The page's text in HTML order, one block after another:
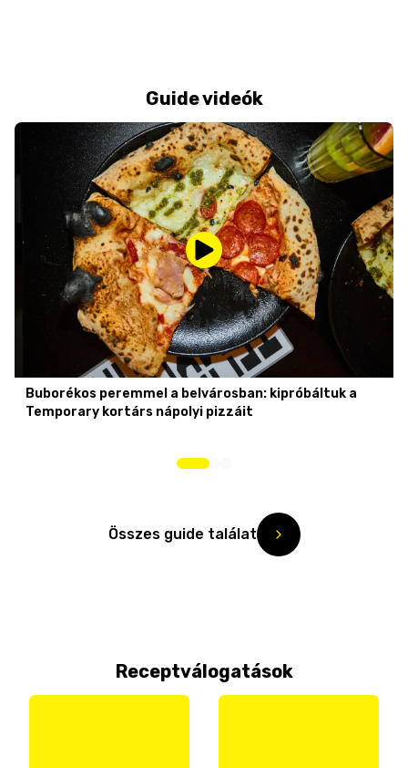
Guide videók
Buborékos peremmel a belvárosban: kipróbáltuk a
Temporary kortárs nápolyi pizzáit
Összes guide találat
Receptválogatások